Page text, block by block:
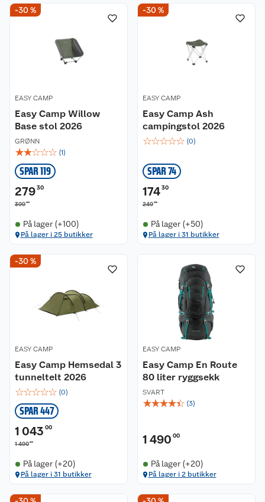
-30 %
EASY CAMP
Easy Camp Willow
Base stol 2026
GRØNN
☆☆☆☆☆ (1)
SPAR 119
27930
39900
På lager (+100)
På lager i 25 butikker
-30 %
EASY CAMP
Easy Camp Ash
campingstol 2026
☆☆☆☆☆ (0)
SPAR 74
17430
24900
På lager (+50)
På lager i 31 butikker
-30 %
EASY CAMP
Easy Camp Hemsedal 3
tunneltelt 2026
☆☆☆☆☆ (0)
SPAR 447
1 043 00
1 49000
På lager (+20)
På lager i 31 butikker
EASY CAMP
Easy Camp En Route
80 liter ryggsekk
SVART
☆☆☆☆☆ (3)
1 490 00
På lager (+20)
På lager i 2 butikker